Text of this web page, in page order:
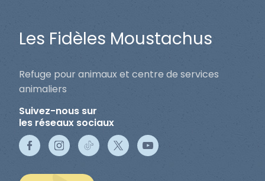
Les Fidèles Moustachus
Refuge pour animaux et centre de services
animaliers
Suivez-nous sur
les réseaux sociaux